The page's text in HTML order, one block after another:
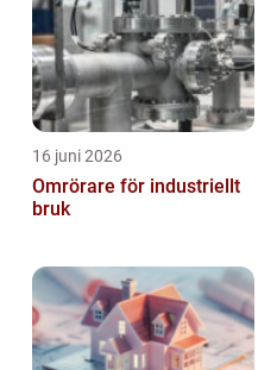
16 juni 2026
Omrörare för industriellt
bruk